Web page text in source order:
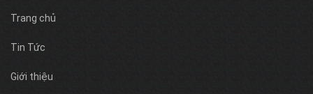
Trang chủ
Tin Tức
Giới thiệu